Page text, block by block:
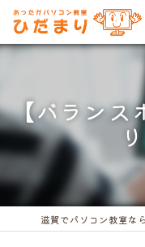
【バランス